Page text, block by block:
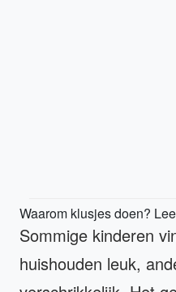
Waarom klusjes doen?
Sommige kinderen
huishouden leuk,